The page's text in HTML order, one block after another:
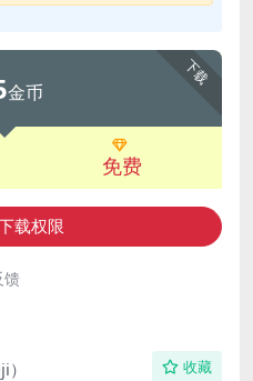
下载
金币
免费
载权限
馈
收藏